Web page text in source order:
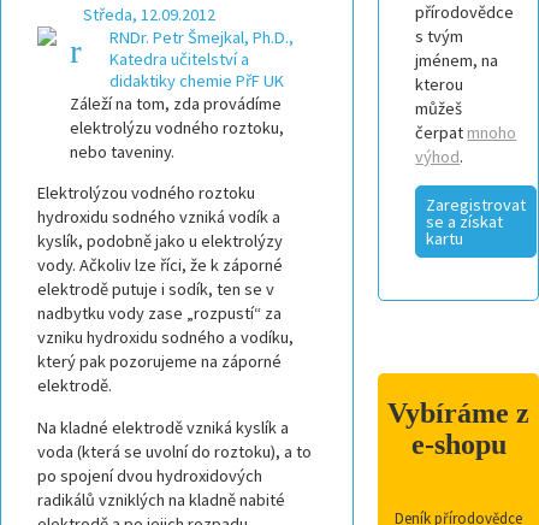
Středa, 12.09.2012
RNDr. Petr Šmejkal, Ph.D.,
Katedra učitelství a
didaktiky chemie PřF UK
Záleží na tom, zda provádíme
elektrolýzu vodného roztoku,
nebo taveniny.
Elektrolýzou vodného roztoku
hydroxidu sodného vzniká vodík a
kyslík, podobně jako u elektrolýzy
vody. Ačkoliv lze říci, že k záporné
elektrodě putuje i sodík, ten se v
nadbytku vody zase „rozpustí“ za
vzniku hydroxidu sodného a vodíku,
který pak pozorujeme na záporné
elektrodě.
Na kladné elektrodě vzniká kyslík a
voda (která se uvolní do roztoku), a to
po spojení dvou hydroxidových
radikálů vzniklých na kladně nabité
přírodovědce
s tvým
jménem, na
kterou
můžeš
čerpat mnoho
výhod.
Zaregistrovat
se a získat
kartu
Vybíráme z
e-shopu
Deník přírodovědce